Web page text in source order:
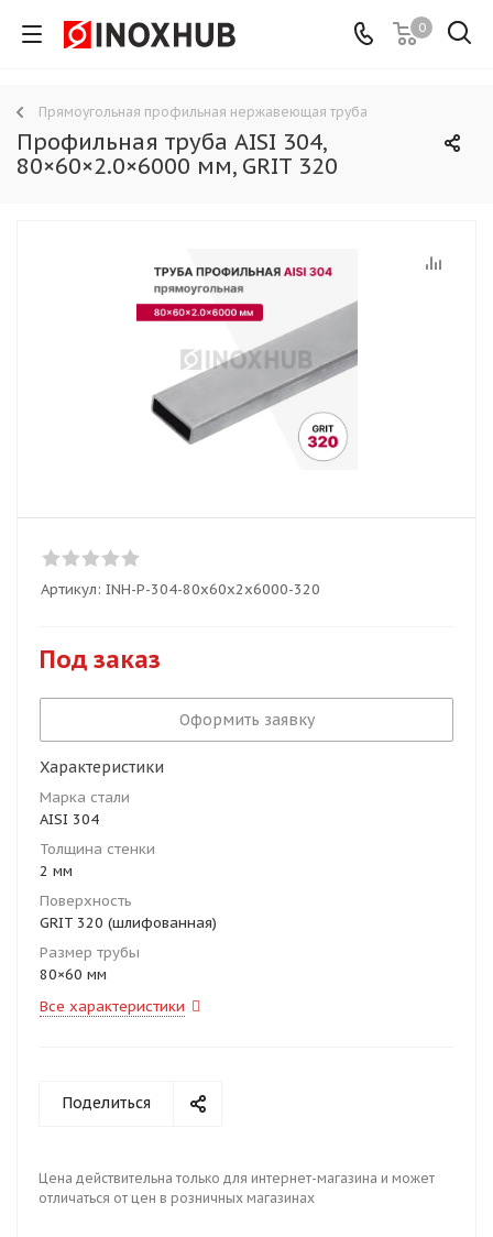
0
Прямоугольная профильная нержавеющая труба
Профильная труба AISI 304,
80×60×2.0×6000 мм, GRIT 320
Артикул: INH-P-304-80x60x2x6000-320
Под заказ
Оформить заявку
Характеристики
Марка стали
AISI 304
Толщина стенки
2 мм
Поверхность
GRIT 320 (шлифованная)
Размер трубы
80×60 мм
Все характеристики
Поделиться
Цена действительна только для интернет-магазина и может
отличаться от цен в розничных магазинах